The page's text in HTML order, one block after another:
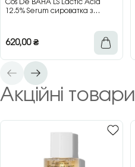
Cos De BAHA LS Lactic Acid
12.5% Serum сироватка з
620,00₴
Акційні товари